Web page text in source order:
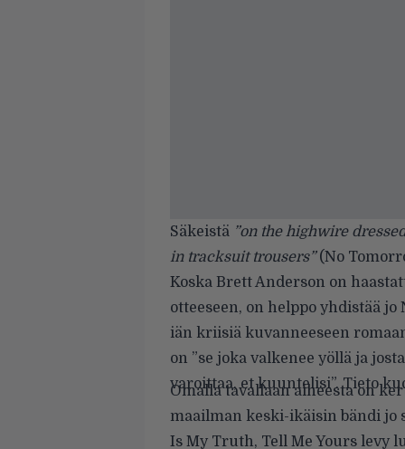
Säkeistä ”on the highwire
in tracksuit trousers”(No
Koska Brett Anderson on
otteeseen, on helppo yhdistää
iän kriisiä kuvanneeseen
on ”se joka valkenee yöllä ja
varoittaa, et kuuntelisi”. Tieto
Omalla tavallaan aiheesta on
maailman keski-ikäisin bändi jo
Is My Truth, Tell Me Yours levy